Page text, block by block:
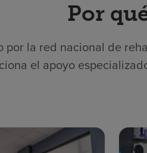
Por
por la red nacional de
el apoyo